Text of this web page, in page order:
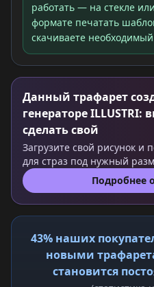
работать — на стекле
формате печатать
скачиваете
Данный трафарет
генераторе
сделать свой
Загрузите свой рисунок и
для страз под нужный
Подробнее
43% наших
новыми
становится